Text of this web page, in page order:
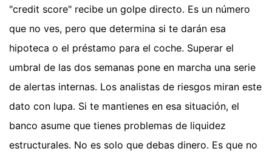
"credit score" recibe un golpe directo. Es un número
que no ves, pero que determina si te darán esa
hipoteca o el préstamo para el coche. Superar el
umbral de las dos semanas pone en marcha una serie
de alertas internas. Los analistas de riesgos miran este
dato con lupa. Si te mantienes en esa situación, el
banco asume que tienes problemas de liquidez
estructurales. No es solo que debas dinero. Es que no